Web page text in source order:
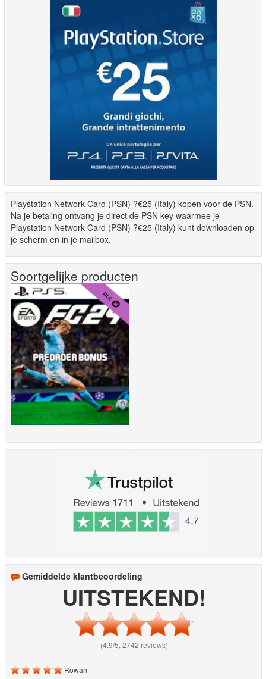
Playstation Network Card (PSN) ?€25 (Italy) kopen voor de PSN.
Na je betaling ontvang je direct de PSN key waarmee je
Playstation Network Card (PSN) ?€25 (Italy) kunt downloaden op
je scherm en in je mailbox.
Soortgelijke producten
Gemiddelde klantbeoordeling
UITSTEKEND!
(4.9/5, 2742 reviews)
Rowan